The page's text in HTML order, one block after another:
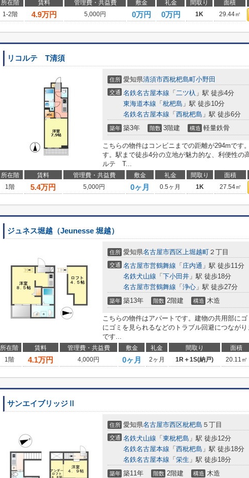
所在階 賃料 管理費・共益費 敷金 礼金 間取り 面積
1-2階
4.9万円 5,000円 0万円 0万円 1K 29.44㎡
リコルテ T清須
住所 愛知県清須市西枇杷島町小野田
交通 名鉄名古屋本線 「 二ツ杁 」駅 徒歩4分
東海道本線 「 枇杷島 」駅 徒歩10分
名鉄名古屋本線 「 西枇杷島 」駅 徒歩6分
築年 築3年 階数 3階建 構造 軽量鉄骨
こちらの物件はコンビニまでの距離が294mです
す。駅まで徒歩4分の立地が魅力的な、利便性の
ルテ T...
所在階 賃料 管理費・共益費 敷金 礼金 間取り 面積
1階
5.4万円 5,000円 0ヶ月 0.5ヶ月 1K 27.54㎡
ジュネス堀越（Jeunesse 堀越）
住所 愛知県名古屋市西区上堀越町 ２丁目
交通 名古屋市営鶴舞線 「 庄内通 」駅 徒歩11分
名鉄犬山線 「 下小田井 」駅 徒歩18分
名古屋市営鶴舞線 「 浄心 」駅 徒歩27分
築年 築13年 階数 2階建 構造 木造
こちらの物件はアパートです。建物の共用部に
にゴミを見られるなどのトラブル回避につなが
です...
所在階 賃料 管理費・共益費 敷金 礼金 間取り 面積
1階
4.1万円 4,000円 0ヶ月 2ヶ月 1R＋1S(納戸) 20.11㎡
サンエイブリッジⅡ
住所 愛知県名古屋市西区枇杷島 ５丁目
交通 名鉄犬山線 「 東枇杷島 」駅 徒歩12分
名鉄名古屋本線 「 西枇杷島 」駅 徒歩18分
名鉄名古屋本線 「 栄生 」駅 徒歩18分
築年 築11年 階数 2階建 構造 木造